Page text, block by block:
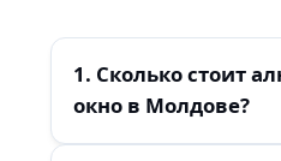
1. Сколько стоит
окно в Молдове?